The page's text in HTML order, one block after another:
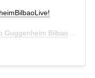
Guggenheim Bilbao